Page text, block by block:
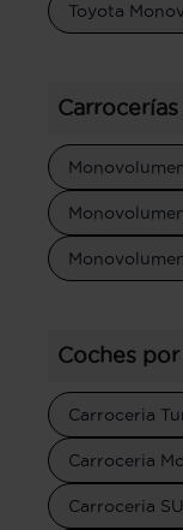
Toyota
Coches
Carroceria
Carroceria
Carroceria